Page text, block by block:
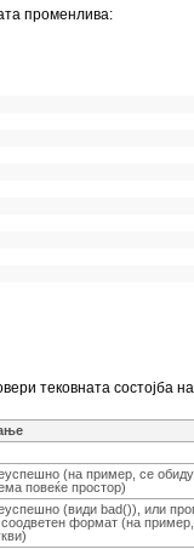
променлива:
тековната состојба
(на пример, се
повеќе простор)
(види bad()), или
соодветен формат (на